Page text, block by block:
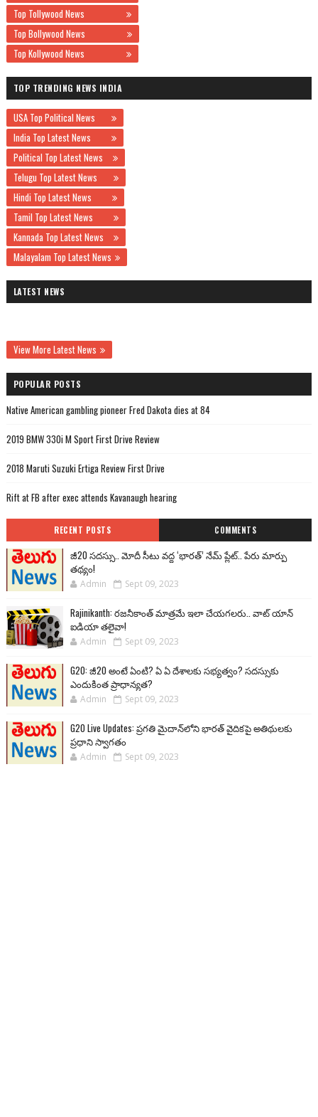
Top Tollywood News
Top Bollywood News
Top Kollywood News
TOP TRENDING NEWS INDIA
USA Top Political News
India Top Latest News
Political Top Latest News
Telugu Top Latest News
Hindi Top Latest News
Tamil Top Latest News
Kannada Top Latest News
Malayalam Top Latest News
LATEST NEWS
View More Latest News
POPULAR POSTS
Native American gambling pioneer Fred Dakota dies at 84
2019 BMW 330i M Sport First Drive Review
2018 Maruti Suzuki Ertiga Review First Drive
Rift at FB after exec attends Kavanaugh hearing
RECENT POSTS COMMENTS
జీ20 సదస్సు.. మోదీ సీటు వద్ద ‘భారత్’ నేమ్ ప్లేట్‌.. పేరు మార్పు
తథ్యం!
Admin Sept 09, 2023
Rajinikanth: రజనీకాంత్ మాత్రమే ఇలా చేయగలరు.. వాట్ యాన్
ఐడియా తలైవా!
Admin Sept 09, 2023
G20: జీ20 అంటే ఏంటి? ఏ ఏ దేశాలకు సభ్యత్వం? సదస్సుకు
ఎందుకింత ప్రాధాన్యత?
Admin Sept 09, 2023
G20 Live Updates: ప్రగతి మైదాన్‌లోని భారత్ వైదికపై అతిథులకు
ప్రధాని స్వాగతం
Admin Sept 09, 2023